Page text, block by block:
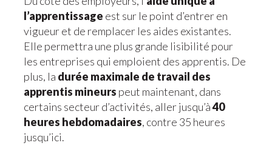
l’apprentissage est sur le point d’entrer en
vigueur et de remplacer les aides existantes.
Elle permettra une plus grande lisibilité pour
les entreprises qui emploient des apprentis. De
plus, la durée maximale de travail des
apprentis mineurs peut maintenant, dans
certains secteur d’activités, aller jusqu’à40
heures hebdomadaires, contre 35 heures
jusqu’ici.